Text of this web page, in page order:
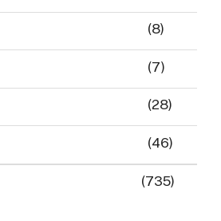
(8)
(7)
(28)
(46)
(735)